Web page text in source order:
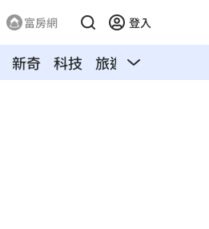
富房網 登入
新奇 科技 旅遊 汽車